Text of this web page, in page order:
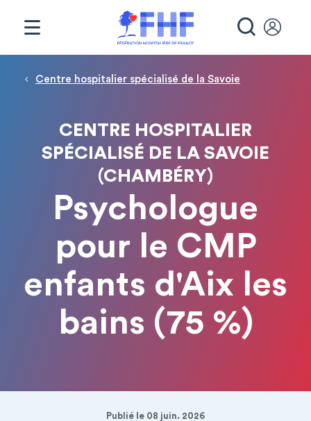
Fil d'Ariane
Centre hospitalier spécialisé de la Savoie
CENTRE HOSPITALIER
SPÉCIALISÉ DE LA SAVOIE
(CHAMBÉRY)
Psychologue
pour le CMP
enfants d'Aix les
bains (75 %)
Publié le 08 juin. 2026
Panneau de gestion des cookies